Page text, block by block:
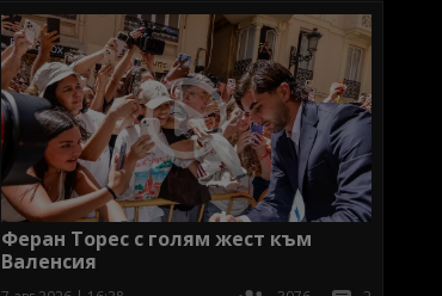
Феран Торес с голям жест към
Валенсия